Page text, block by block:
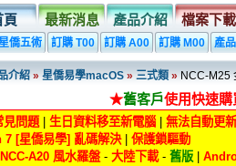
頁 最新消息 產品介紹 檔案下載
僑五術 訂購 T00 訂購 A00 訂購 M00 產
介紹»星僑易學macOS»三式類»NCC-M25
★舊客戶使用快速
見問題| 生日資料移至新電腦| 無法自動更
7 [星僑易學] 亂碼解決| 保護鎖驅動
NCC-A20 風水羅盤- 大陸下載- 舊版